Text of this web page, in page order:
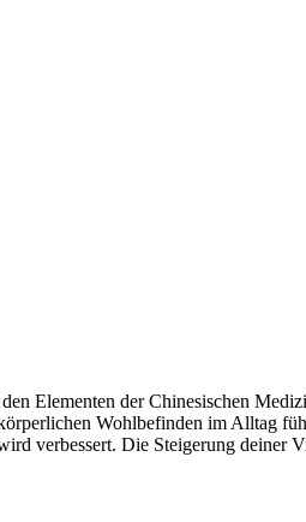
Elementen der Chinesischen
Wohlbefinden im Alltag
verbessert. Die Steigerung deiner